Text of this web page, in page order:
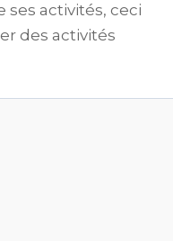
ses activités, ceci
des activités